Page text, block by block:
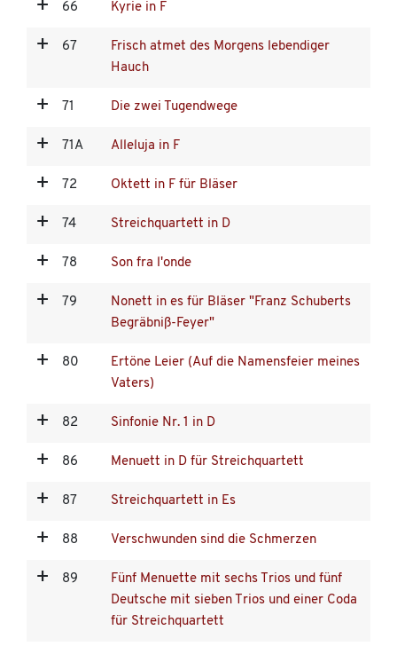
66 Kyrie in F
67
Frisch atmet des Morgens lebendiger
Hauch
71 Die zwei Tugendwege
71A Alleluja in F
72 Oktett in F für Bläser
74 Streichquartett in D
78 Son fra l'onde
79
Nonett in es für Bläser "Franz Schuberts
Begräbniß-Feyer"
80
Ertöne Leier (Auf die Namensfeier meines
Vaters)
82 Sinfonie Nr. 1 in D
86 Menuett in D für Streichquartett
87 Streichquartett in Es
88 Verschwunden sind die Schmerzen
89
Fünf Menuette mit sechs Trios und fünf
Deutsche mit sieben Trios und einer Coda
für Streichquartett